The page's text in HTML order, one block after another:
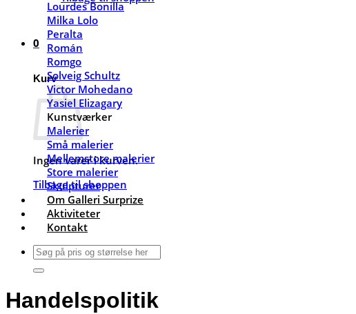
0
Kurv
Ingen varer i kurven.
Tilbage til shoppen
Lourdes Bonilla
Milka Lolo
Peralta
Román
Romgo
Solveig Schultz
Victor Mohedano
Yasiel Elizagary
Kunstværker
Malerier
Små malerier
Mellemstore malerier
Store malerier
Skulpturer
Om Galleri Surprize
Aktiviteter
Kontakt
Søg
Handelspolitik